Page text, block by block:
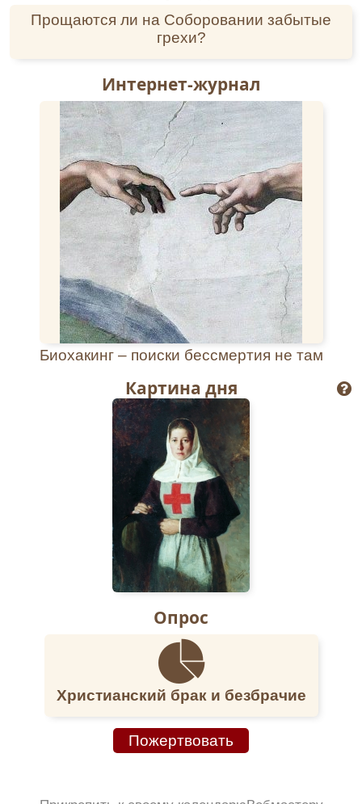
Прощаются ли на Соборовании забытые
грехи?
Интернет-журнал
Биохакинг – поиски бессмертия не там
Картина дня
Опрос
Христианский брак и безбрачие
Пожертвовать